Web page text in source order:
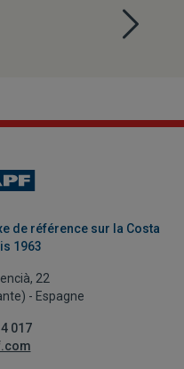
de référence sur la Costa
1963
22
- Espagne
017